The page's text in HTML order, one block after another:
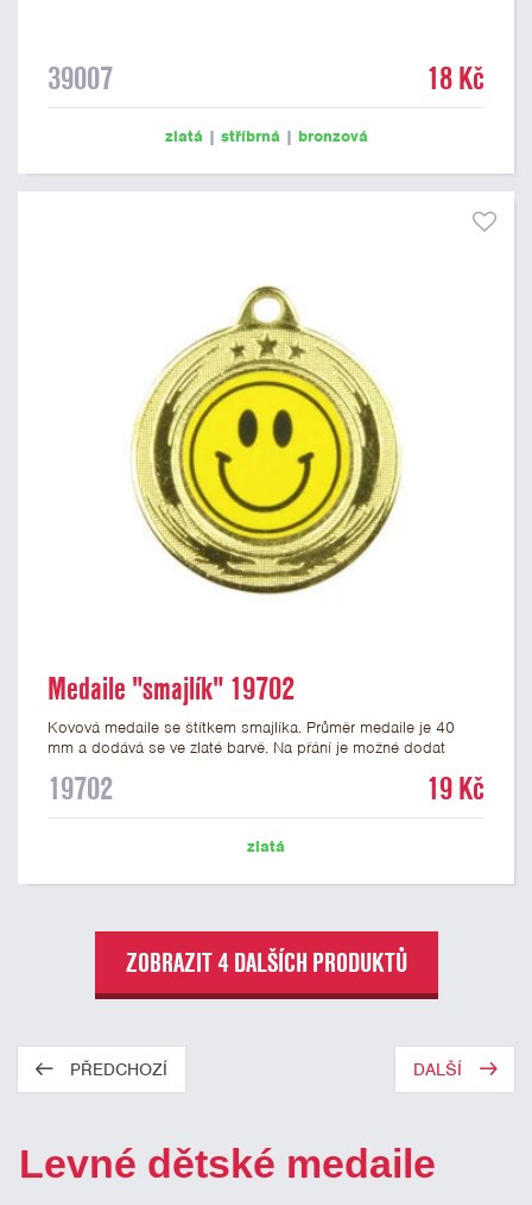
39007 18 Kč
zlatá | stříbrná | bronzová
Medaile "smajlík" 19702
Kovová medaile se štítkem smajlíka. Průměr medaile je 40
mm a dodává se ve zlaté barvě. Na přání je možné dodat
nalepit štítek s potiskem nebo gravírováním vlastního textu
19702 19 Kč
zlatá
ZOBRAZIT 4 DALŠÍCH PRODUKTŮ
PŘEDCHOZÍ DALŠÍ
Levné dětské medaile